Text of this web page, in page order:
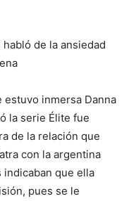
de la ansiedad
estuvo inmersa Danna
la serie Élite fue
de la relación que
con la argentina
que ella
pues se le